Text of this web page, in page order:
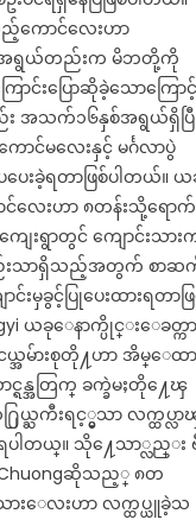
ကောင်လေးဟာ
ရွယ်တည်းက မိဘတို့ကို
ာင်းပြောဆိုခဲ့သောကြောင့်
အသက်၁၆နှစ်အရွယ်ရှိပြီ
င်မလေးနှင့် မင်္ဂလာပွဲ
ေးခဲ့ရတာဖြစ်ပါတယ်။ ယ
င်လေးဟာ ၈တန်းသို့ရောက်
ကျေးရွာတွင် ကျောင်းသား
းသာရှိသည့်အတွက် စာဆ
င်းမှခွင့်ပြုပေးထားရတာဖ
ယခုေနာက္ပိုင္းေခတ္ကာ
ယ္အမ်ားစုတို႔ဟာ အိမ္ေထာ
ရန္အတြက္ ခက္ခဲမႈတို႔ေၾ
ယ္ႀကီးရင့္မွသာ လက္ထပ္လာ
ါတယ္။ သို႔ေသာ္လည္း
Chuongဆိုသည့္ ၈တ
းေလးဟာ လက္ထပ္ယူခဲ့သ